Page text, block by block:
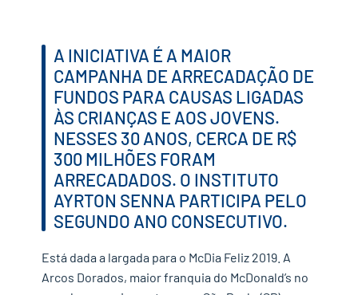
A INICIATIVA É A MAIOR
CAMPANHA DE ARRECADAÇÃO DE
FUNDOS PARA CAUSAS LIGADAS
ÀS CRIANÇAS E AOS JOVENS.
NESSES 30 ANOS, CERCA DE R$
300 MILHÕES FORAM
ARRECADADOS. O INSTITUTO
AYRTON SENNA PARTICIPA PELO
SEGUNDO ANO CONSECUTIVO.
Está dada a largada para o McDia Feliz 2019. A
Arcos Dorados, maior franquia do McDonald’s no